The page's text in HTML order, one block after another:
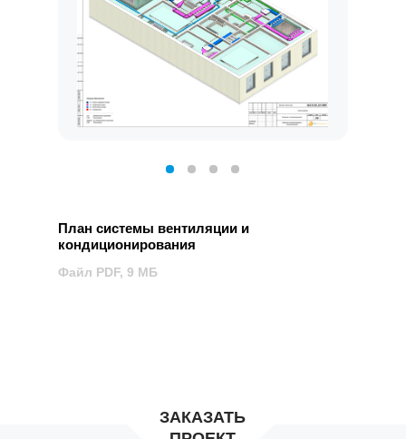
План системы вентиляции и
кондиционирования
Файл PDF, 9 МБ
ЗАКАЗАТЬ